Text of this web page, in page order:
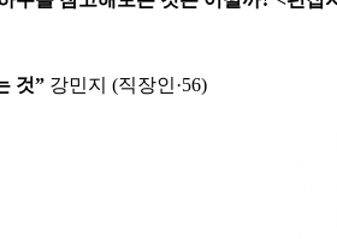
것” 강민지 (직장인·56)